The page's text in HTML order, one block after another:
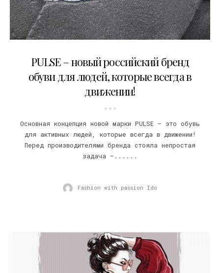
PULSE – новый российский бренд
обуви для людей, которые всегда в
движении!
Основная концепция новой марки PULSE – это обувь
для активных людей, которые всегда в движении!
Перед производителями бренда стояла непростая
задача –......
Fashion with passion Ido